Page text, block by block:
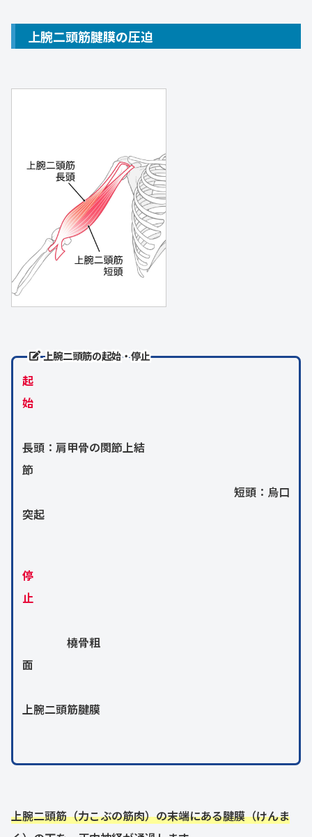
上腕二頭筋腱膜の圧迫
上腕二頭筋の起始・停止
起
始
長頭：肩甲骨の関節上結
節
短頭：烏口
突起
停
止
橈骨粗
面
上腕二頭筋腱膜
上腕二頭筋（力こぶの筋肉）の末端にある腱膜（けんま